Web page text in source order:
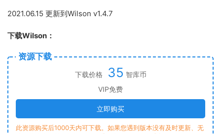
2021.06.15 更新到Wilson v1.4.7
下载Wilson：
资源下载
下载价格 35 智库币
VIP免费
立即购买
此资源购买后1000天内可下载。如果您遇到版本没有及时更新、无